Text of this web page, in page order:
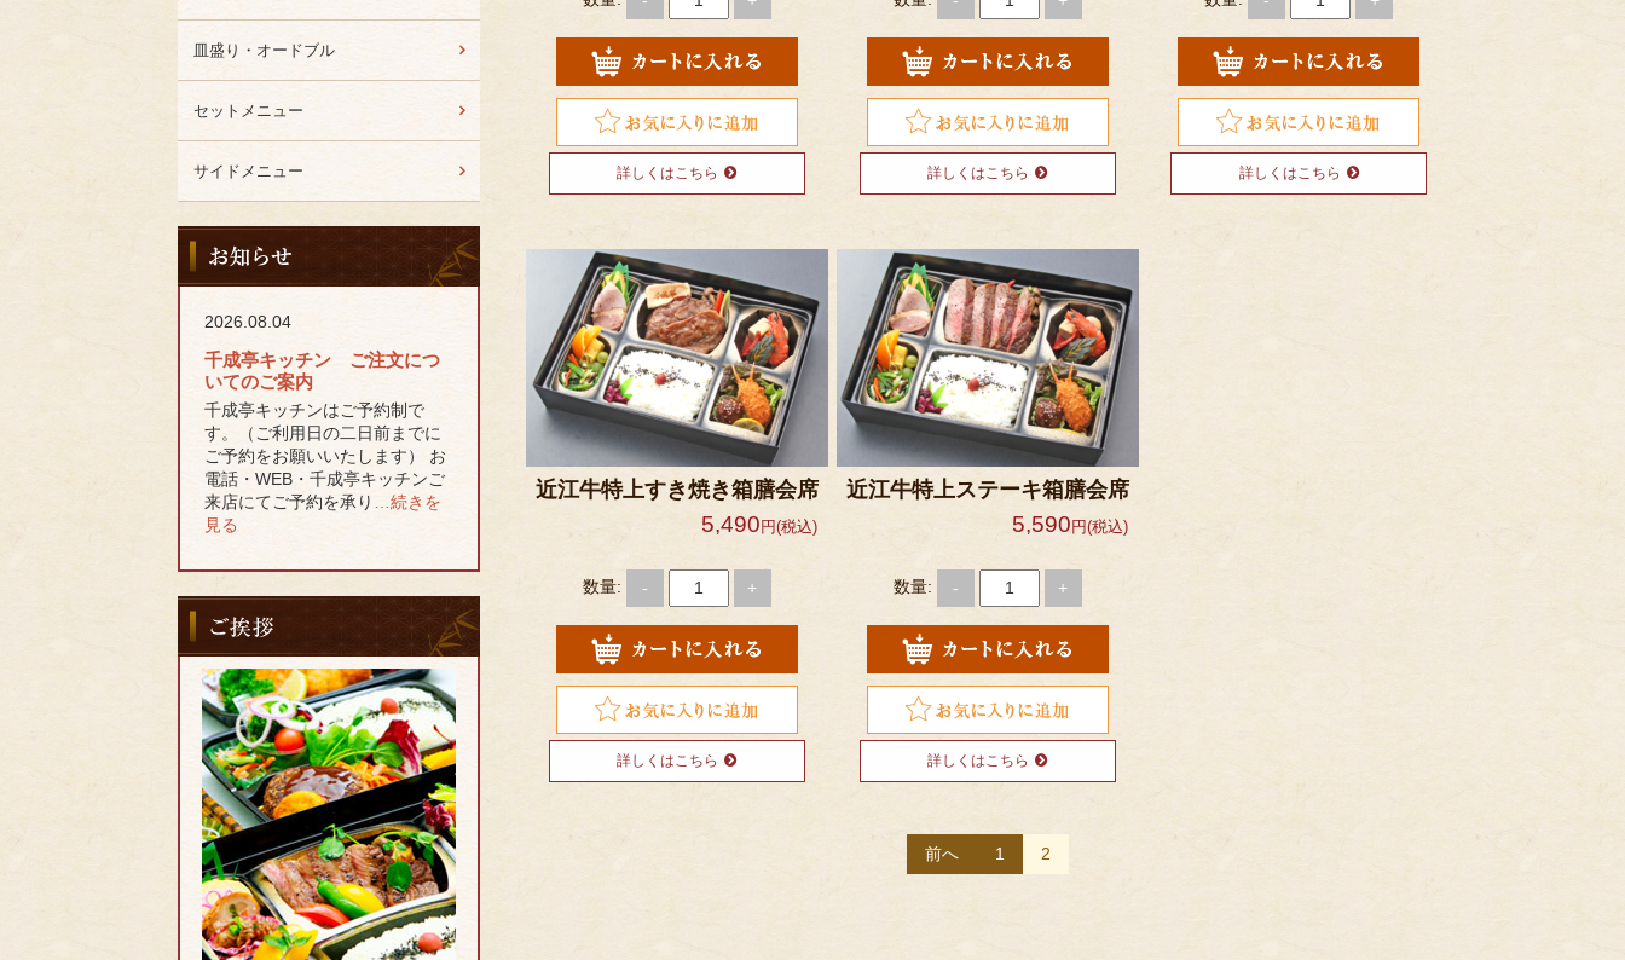
詳しくはこちら 詳しくはこちら
Favorite
詳しくはこちら
近江牛特上すき焼き箱膳会席
5,490 円(税込)
数量: - +
詳しくはこちら
近江牛特上ステーキ箱膳会席
5,590 円(税込)
数量: - +
詳しくはこちら
前へ 1 2
皿盛り・オードブル
セットメニュー
サイドメニュー
お
知
ら
2026.08.04
千成亭キッチン ご注文につ
いてのご案内
千成亭キッチンはご予約制で
す。（ご利用日の二日前までに
ご予約をお願いいたします） お
電話・WEB・千成亭キッチンご
来店にてご予約を承り
…続きを
見る
ご
挨
拶